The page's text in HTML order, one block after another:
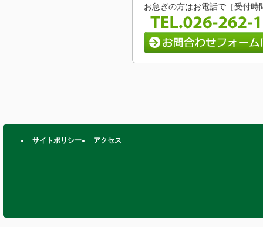
お急ぎの方はお電話で［受付時
サイトポリシー アクセス